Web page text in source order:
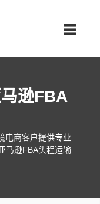
逊FBA
电商客户提供专业
马逊FBA头程运输